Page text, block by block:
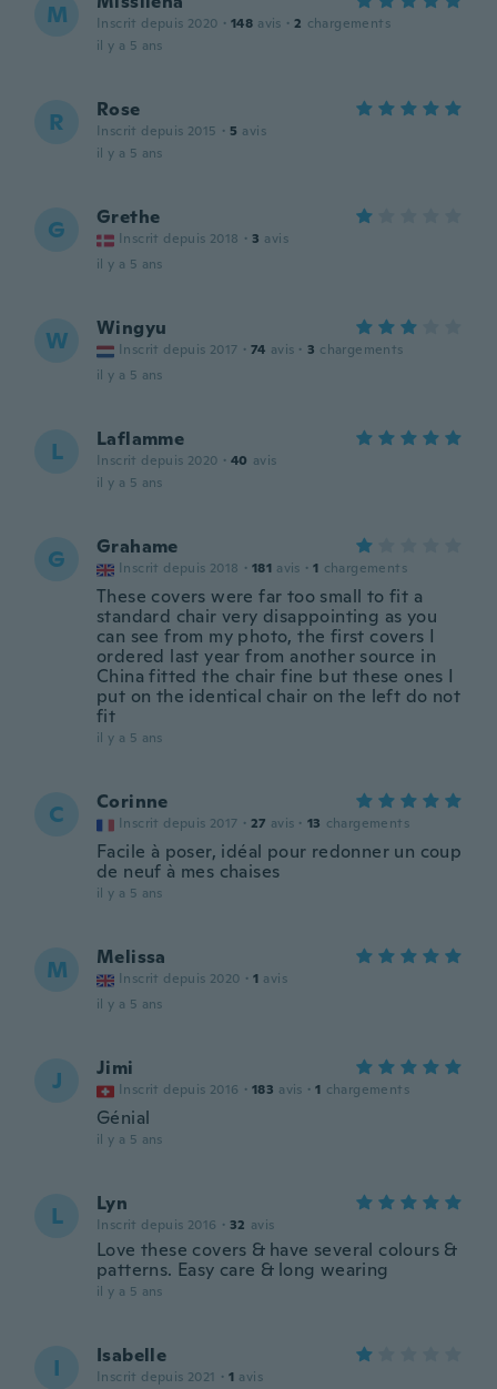
M Inscrit depuis 2020 · 148 avis · 2 chargements
il y a 5 ans
R Rose
Inscrit depuis 2015 · 5 avis
il y a 5 ans
G Grethe
Inscrit depuis 2018 · 3 avis
il y a 5 ans
W Wingyu
Inscrit depuis 2017 · 74 avis · 3 chargements
il y a 5 ans
L Laflamme
Inscrit depuis 2020 · 40 avis
il y a 5 ans
G Grahame
Inscrit depuis 2018 · 181 avis · 1 chargements
These covers were far too small to fit a
standard chair very disappointing as you
can see from my photo, the first covers I
ordered last year from another source in
China fitted the chair fine but these ones I
put on the identical chair on the left do not
fit
il y a 5 ans
C Corinne
Inscrit depuis 2017 · 27 avis · 13 chargements
Facile à poser, idéal pour redonner un coup
de neuf à mes chaises
il y a 5 ans
M Melissa
Inscrit depuis 2020 · 1 avis
il y a 5 ans
J Jimi
Inscrit depuis 2016 · 183 avis · 1 chargements
Génial
il y a 5 ans
L Lyn
Inscrit depuis 2016 · 32 avis
Love these covers & have several colours &
patterns. Easy care & long wearing
il y a 5 ans
I Isabelle
Inscrit depuis 2021 · 1 avis